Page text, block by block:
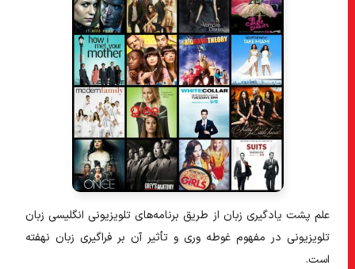
علم پشت یادگیری زبان از طریق برنامه‌های تلویزیونی انگلیسی زبان
تلویزیونی در مفهوم غوطه وری و تأثیر آن بر فراگیری زبان نهفته
است.